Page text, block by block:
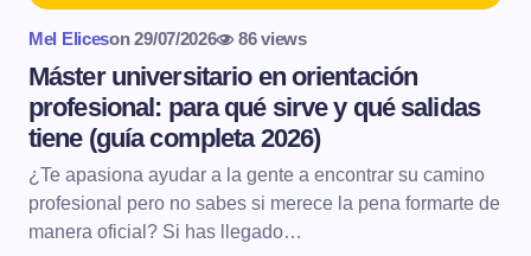
Mel Eliceson 29/07/2026 86 views
Máster universitario en orientación
profesional: para qué sirve y qué salidas
tiene (guía completa 2026)
¿Te apasiona ayudar a la gente a encontrar su camino
profesional pero no sabes si merece la pena formarte de
manera oficial? Si has llegado…